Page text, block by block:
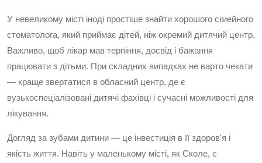
У невеликому місті іноді простіше знайти хорошого сімейного
стоматолога, який приймає дітей, ніж окремий дитячий центр.
Важливо, щоб лікар мав терпіння, досвід і бажання
працювати з дітьми. При складних випадках не варто чекати
— краще звертатися в обласний центр, де є
вузькоспеціалізовані дитячі фахівці і сучасні можливості для
лікування.
Догляд за зубами дитини — це інвестиція в її здоров'я і
якість життя. Навіть у маленькому місті, як Сколе, є